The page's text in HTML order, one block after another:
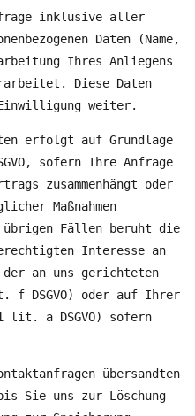
inklusive aller
Daten (Name,
Ihres Anliegens
Diese Daten
weiter.
erfolgt auf Grundlage
sofern Ihre Anfrage
zusammenhängt oder
Maßnahmen
Fällen beruht die
Interesse an
an uns gerichteten
DSGVO) oder auf Ihrer
a DSGVO) sofern
übersandten
Sie uns zur Löschung